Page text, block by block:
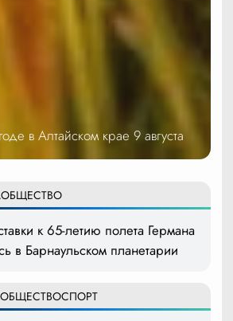
в Алтайском крае 9 августа
ОБЩЕСТВО
к 65-летию полета Германа
в Барнаульском планетарии
ОБЩЕСТВОСПОРТ